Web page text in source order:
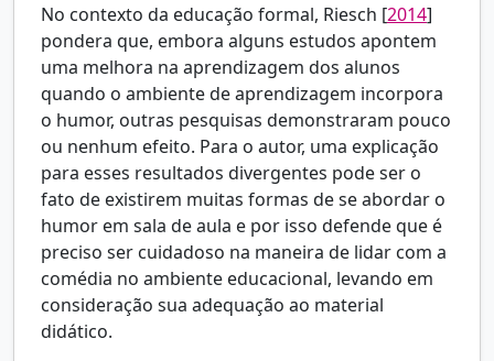
No contexto da educação formal, Riesch [2014]
pondera que, embora alguns estudos apontem
uma melhora na aprendizagem dos alunos
quando o ambiente de aprendizagem incorpora
o humor, outras pesquisas demonstraram pouco
ou nenhum efeito. Para o autor, uma explicação
para esses resultados divergentes pode ser o
fato de existirem muitas formas de se abordar o
humor em sala de aula e por isso defende que é
preciso ser cuidadoso na maneira de lidar com a
comédia no ambiente educacional, levando em
consideração sua adequação ao material
didático.